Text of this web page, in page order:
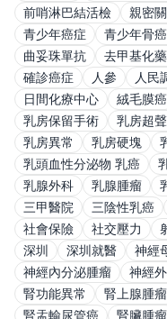
前哨淋巴結活檢
親密
青少年癌症
青少年骨
曲妥珠單抗
去甲基化
確診癌症
人參 人民
日間化療中心
絨毛膜癌
乳房保留手術
乳房超
乳房異常
乳房硬塊
乳頭血性分泌物 乳癌
乳腺外科
乳腺腫瘤
三甲醫院
三陰性乳癌
社會保險
社交壓力
深圳
深圳就醫 神經
神經內分泌腫瘤
神經
腎功能異常
腎上腺腫
腎盂輸尿管癌
腎臟腫瘤